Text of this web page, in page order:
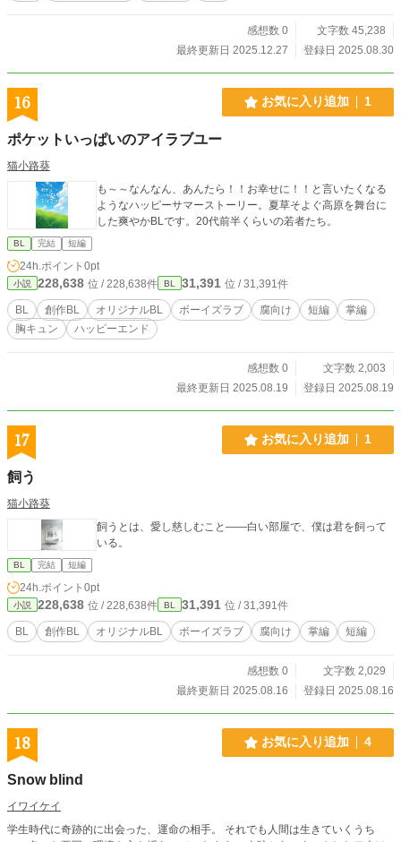
感想数 0
文字数 45,238
最終更新日 2025.12.27
登録日 2025.08.30
16 お気に入り追加 1
ポケットいっぱいのアイラブユー
猫小路葵
も～～なんなん、あんたら！！お幸せに！！と言いたくなる
ようなハッピーサマーストーリー。夏草そよぐ高原を舞台に
した爽やかBLです。20代前半くらいの若者たち。
BL 完結 短編
24h.ポイント 0pt
小説 228,638 位 / 228,638件 BL 31,391 位 / 31,391件
BL 創作BL オリジナルBL ボーイズラブ 腐向け 短編
掌編
胸キュン
ハッピーエンド
感想数 0
文字数 2,003
最終更新日 2025.08.19
登録日 2025.08.19
17 お気に入り追加 1
飼う
猫小路葵
飼うとは、愛し慈しむこと――白い部屋で、僕は君を飼って
いる。
BL 完結 短編
24h.ポイント 0pt
小説 228,638 位 / 228,638件 BL 31,391 位 / 31,391件
BL 創作BL オリジナルBL ボーイズラブ 腐向け 掌編 短編
感想数 0
文字数 2,029
最終更新日 2025.08.16
登録日 2025.08.16
18 お気に入り追加 4
Snow blind
イワイケイ
学生時代に奇跡的に出会った、運命の相手。 それでも人間は生きていくうち